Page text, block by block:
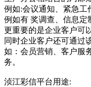
例如:会议通知、紧急工
例如有 奖调查、信息定
更重要的是企业客户可
同时企业客户还可通过
如：会员营销、客户服
务。
浈江彩信平台用途: